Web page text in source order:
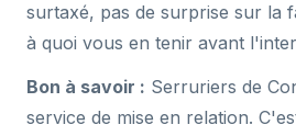
surtaxé, pas de surprise sur la
à quoi vous en tenir avant
Bon à savoir : Serruriers de
service de mise en relation.